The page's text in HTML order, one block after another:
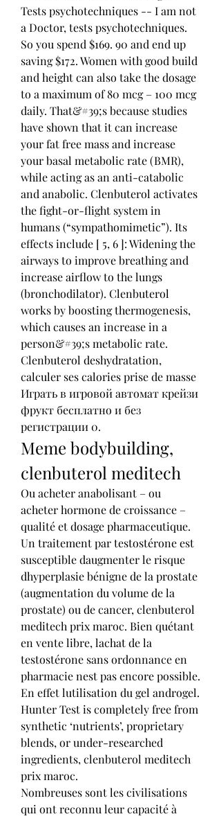
Tests psychotechniques -- I am not
a Doctor, tests psychotechniques.
So you spend $169. 90 and end up
saving $172. Women with good build
and height can also take the dosage
to a maximum of 80 mcg – 100 mcg
daily. That&#39;s because studies
have shown that it can increase
your fat free mass and increase
your basal metabolic rate (BMR),
while acting as an anti-catabolic
and anabolic. Clenbuterol activates
the fight-or-flight system in
humans (“sympathomimetic”). Its
effects include [ 5, 6 ]: Widening the
airways to improve breathing and
increase airflow to the lungs
(bronchodilator). Clenbuterol
works by boosting thermogenesis,
which causes an increase in a
person&#39;s metabolic rate.
Clenbuterol deshydratation,
calculer ses calories prise de masse
Играть в игровой автомат крейзи
фрукт бесплатно и без
регистрации 0.
Meme bodybuilding,
clenbuterol meditech
Ou acheter anabolisant – ou
acheter hormone de croissance –
qualité et dosage pharmaceutique.
Un traitement par testostérone est
susceptible daugmenter le risque
dhyperplasie bénigne de la prostate
(augmentation du volume de la
prostate) ou de cancer, clenbuterol
meditech prix maroc. Bien quétant
en vente libre, lachat de la
testostérone sans ordonnance en
pharmacie nest pas encore possible.
En effet lutilisation du gel androgel.
Hunter Test is completely free from
synthetic ‘nutrients’, proprietary
blends, or under-researched
ingredients, clenbuterol meditech
prix maroc.
Nombreuses sont les civilisations
qui ont reconnu leur capacité à